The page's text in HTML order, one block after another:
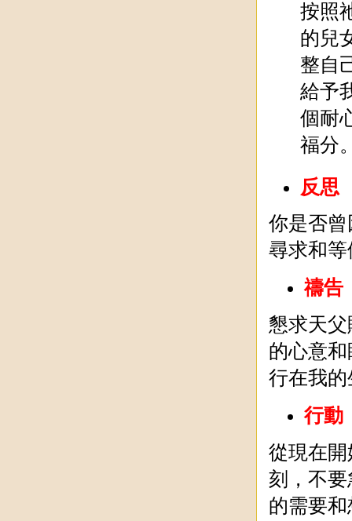
按照
的兒
整自
給予
個耐
福分
反思
你是否
尋求和
禱告
懇求天
的心意
行在我
行動
從現在
刻，不
的需要